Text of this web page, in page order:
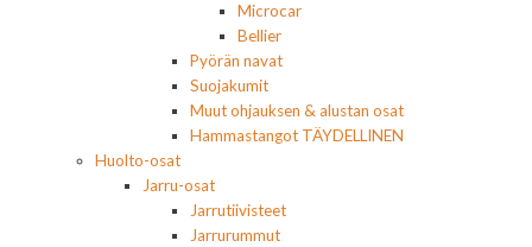
Microcar
Bellier
Pyörän navat
Suojakumit
Muut ohjauksen & alustan osat
Hammastangot TÄYDELLINEN
Huolto-osat
Jarru-osat
Jarrutiivisteet
Jarrurummut